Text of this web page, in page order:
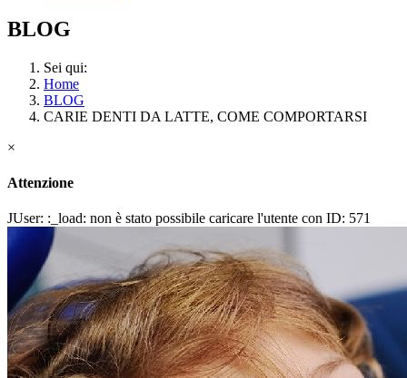
BLOG
Sei qui:
Home
BLOG
CARIE DENTI DA LATTE, COME COMPORTARSI
×
Attenzione
JUser: :_load: non è stato possibile caricare l'utente con ID: 571